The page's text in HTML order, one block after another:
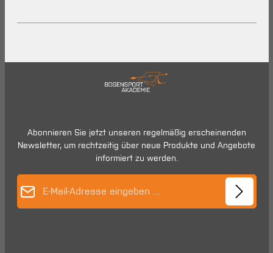
Abonnieren Sie jetzt unseren regelmäßig erscheinenden
Newsletter, um rechtzeitig über neue Produkte und Angebote
informiert zu werden.